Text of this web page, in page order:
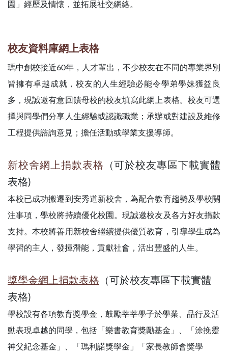
園」經歷及情懷，並拓展社交網絡。
校友資料庫網上表格
瑪中創校接近60年，人才輩出，不少校友在不同的專業界別
皆擁有卓越成就，校友的人生經驗必能令學弟學妹獲益良
多，現誠邀有意回饋母校的校友填寫此網上表格。校友可選
擇與同學們分享人生經驗或認識職業；承辦或對建設及維修
工程提供諮詢意見；擔任活動或學業支援導師。
新校舍網上捐款表格 （可於校友專區下載實體
表格)
本校已成功搬遷到安秀道新校舍，為配合教育趨勢及學校關
注事項，學校將持續優化校園。現誠邀校友及各方好友捐款
支持。本校將善用新校舍繼續提供優質教育，引導學生成為
學習的主人，發揮潛能，貢獻社會，活出豐盛的人生。
獎學金網上捐款表格 （可於校友專區下載實體
表格)
學校設有各項教育獎學金，鼓勵莘莘學子於學業、品行及活
動表現卓越的同學，包括「樂書教育獎勵基金」、「涂挽靈
神父紀念基金」、「瑪利諾獎學金」「家長教師會獎學